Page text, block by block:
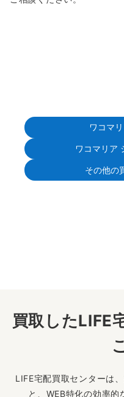
ワコマ
ワコマリア
その他の
買取したLIFE
LIFE宅配買取センターは
と、WEB特化の効率的